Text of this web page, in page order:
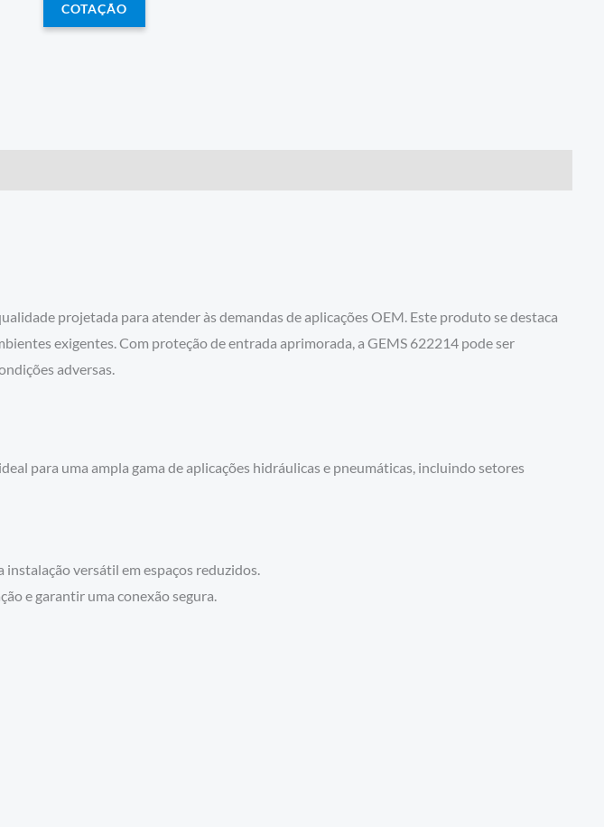
COTAÇÃO
projetada para atender às demandas de aplicações OEM. Este produto se destaca
exigentes. Com proteção de entrada aprimorada, a GEMS 622214 pode ser
adversas.
para uma ampla gama de aplicações hidráulicas e pneumáticas, incluindo setores
versátil em espaços reduzidos.
e garantir uma conexão segura.